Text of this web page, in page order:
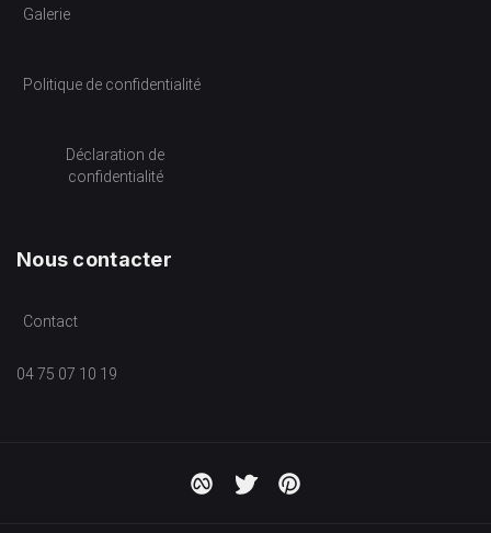
Galerie
Politique de confidentialité
Déclaration de
confidentialité
Nous contacter
Contact
04 75 07 10 19